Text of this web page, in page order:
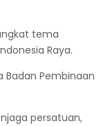
tema
Raya.
Badan Pembinaan
persatuan,